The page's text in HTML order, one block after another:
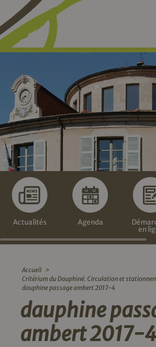
Actualités Agenda
en
Accueil >
Critérium du Dauphiné. Circulation et
dauphine passage ambert 2017-4
dauphine
ambert 2017-